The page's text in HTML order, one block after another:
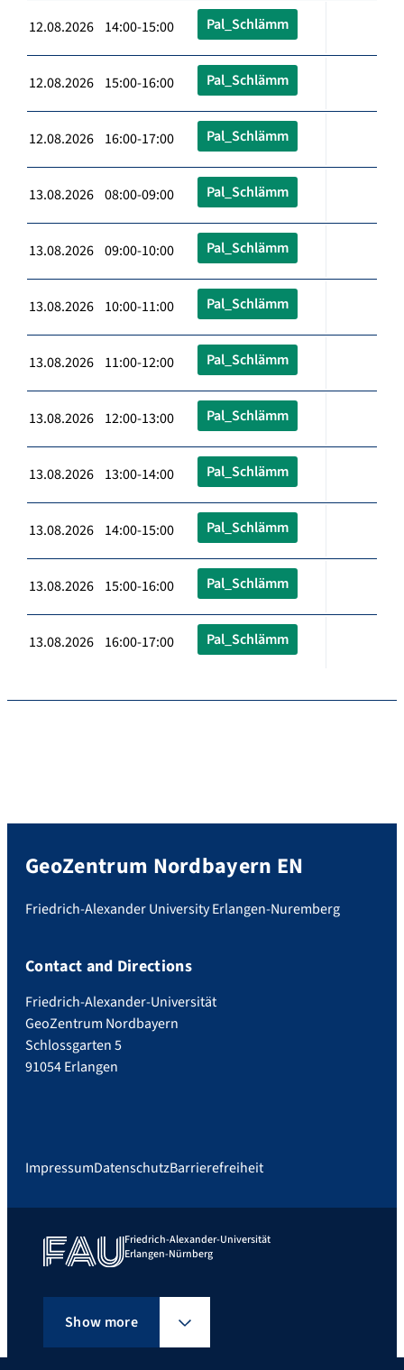
12.08.2026 14:00-15:00 Pal_Schlämm
12.08.2026 15:00-16:00 Pal_Schlämm
12.08.2026 16:00-17:00 Pal_Schlämm
13.08.2026 08:00-09:00 Pal_Schlämm
13.08.2026 09:00-10:00 Pal_Schlämm
13.08.2026 10:00-11:00 Pal_Schlämm
13.08.2026 11:00-12:00 Pal_Schlämm
13.08.2026 12:00-13:00 Pal_Schlämm
13.08.2026 13:00-14:00 Pal_Schlämm
13.08.2026 14:00-15:00 Pal_Schlämm
13.08.2026 15:00-16:00 Pal_Schlämm
13.08.2026 16:00-17:00 Pal_Schlämm
GeoZentrum Nordbayern EN
Friedrich-Alexander University Erlangen-Nuremberg
Contact and Directions
Friedrich-Alexander-Universität
GeoZentrum Nordbayern
Schlossgarten 5
91054 Erlangen
ImpressumDatenschutzBarrierefreiheit
Friedrich-Alexander-Universität
Erlangen-Nürnberg
Show more